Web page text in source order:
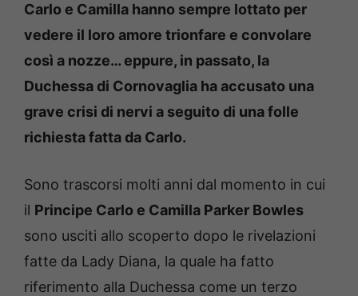
Carlo e Camilla hanno sempre lottato per
vedere il loro amore trionfare e convolare
così a nozze… eppure, in passato, la
Duchessa di Cornovaglia ha accusato una
grave crisi di nervi a seguito di una folle
richiesta fatta da Carlo.
Sono trascorsi molti anni dal momento in cui
il Principe Carlo e Camilla Parker Bowles
sono usciti allo scoperto dopo le rivelazioni
fatte da Lady Diana, la quale ha fatto
riferimento alla Duchessa come un terzo